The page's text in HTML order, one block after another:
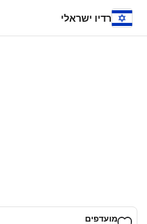
רדיו ישראלי
מועדפים